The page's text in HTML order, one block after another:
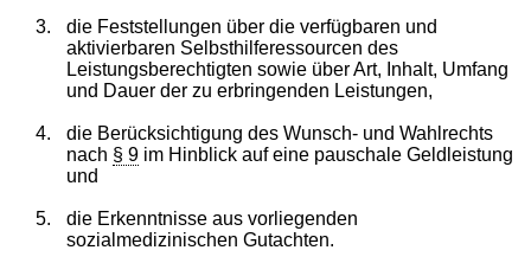
3.
die Feststellungen über die verfügbaren und
aktivierbaren Selbsthilferessourcen des
Leistungsberechtigten sowie über Art, Inhalt, Umfang
und Dauer der zu erbringenden Leistungen,
4.
die Berücksichtigung des Wunsch- und Wahlrechts
nach § 9im Hinblick auf eine pauschale Geldleistung
und
5.
die Erkenntnisse aus vorliegenden
sozialmedizinischen Gutachten.